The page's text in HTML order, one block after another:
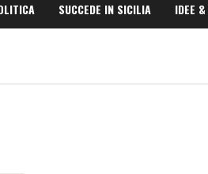
SUCCEDE IN SICILIA IDEE